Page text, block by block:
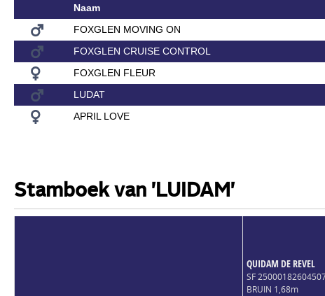
Naam
FOXGLEN MOVING ON
FOXGLEN CRUISE CONTROL
FOXGLEN FLEUR
LUDAT
APRIL LOVE
Stamboek van 'LUIDAM'
QUIDAM DE REVEL
SF
BRUIN 1,68m